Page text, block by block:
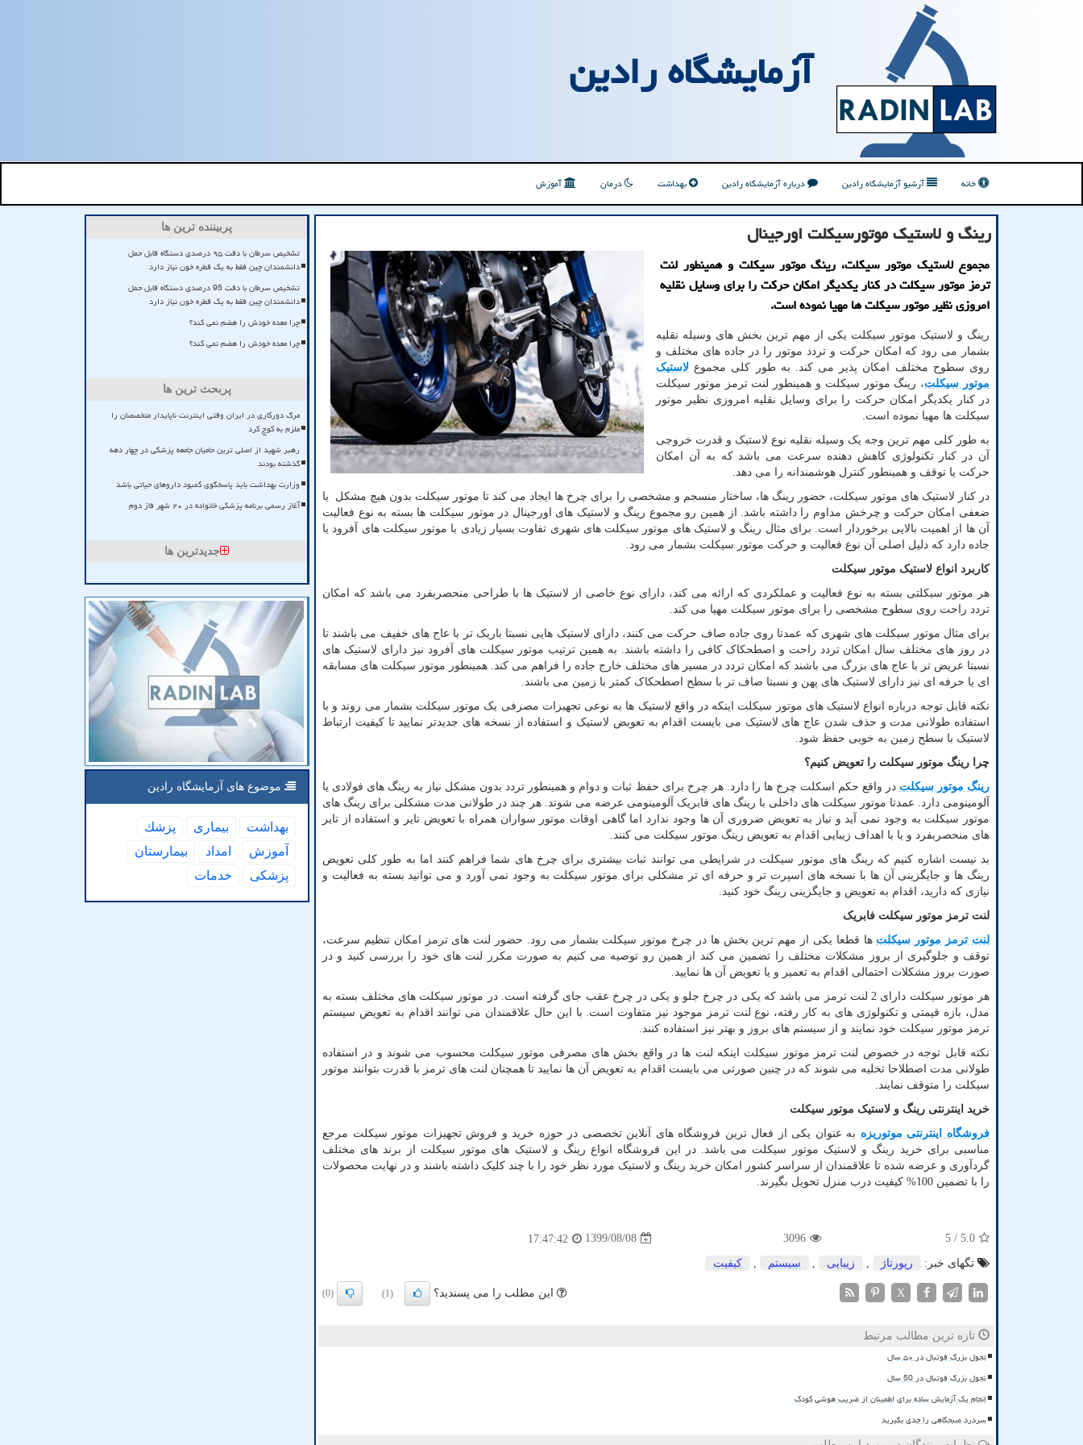
آزمایشگاه رادین
خانه آرشیو آزمایشگاه رادین درباره آزمایشگاه رادین بهداشت درمان آموزش
رینگ و لاستیك موتورسیكلت اورجینال
مجموع لاستیك موتور سیكلت، رینگ موتور سیكلت و همینطور لنت
ترمز موتور سیكلت در كنار یكدیگر امكان حركت را برای وسایل نقلیه
امروزی نظیر موتور سیكلت ها مهیا نموده است.
رینگ و لاستیک موتور سیکلت یکی از مهم ترین بخش های وسیله نقلیه
بشمار می رود که امکان حرکت و تردد موتور را در جاده های مختلف و
روی سطوح مختلف امکان پذیر می کند. به طور کلی مجموع لاستیک
موتور سیکلت، رینگ موتور سیکلت و همینطور لنت ترمز موتور سیکلت
در کنار یکدیگر امکان حرکت را برای وسایل نقلیه امروزی نظیر موتور
سیکلت ها مهیا نموده است.
به طور کلی مهم ترین وجه یک وسیله نقلیه نوع لاستیک و قدرت خروجی
آن در کنار تکنولوژی کاهش دهنده سرعت می باشد که به آن امکان
حرکت یا توقف و همینطور کنترل هوشمندانه را می دهد.
در کنار لاستیک های موتور سیکلت، حضور رینگ ها، ساختار منسجم و مشخصی را برای چرخ ها ایجاد می کند تا موتور سیکلت بدون هیچ مشکل یا
ضعفی امکان حرکت و چرخش مداوم را داشته باشد. از همین رو مجموع رینگ و لاستیک های اورجینال در موتور سیکلت ها بسته به نوع فعالیت
آن ها از اهمیت بالایی برخوردار است. برای مثال رینگ و لاستیک های موتور سیکلت های شهری تفاوت بسیار زیادی با موتور سیکلت های آفرود یا
جاده دارد که دلیل اصلی آن نوع فعالیت و حرکت موتور سیکلت بشمار می رود.
کاربرد انواع لاستیک موتور سیکلت
هر موتور سیکلتی بسته به نوع فعالیت و عملکردی که ارائه می کند، دارای نوع خاصی از لاستیک ها با طراحی منحصربفرد می باشد که امکان
تردد راحت روی سطوح مشخصی را برای موتور سیکلت مهیا می کند.
برای مثال موتور سیکلت های شهری که عمدتا روی جاده صاف حرکت می کنند، دارای لاستیک هایی نسبتا باریک تر با عاج های خفیف می باشند تا
در روز های مختلف سال امکان تردد راحت و اصطحکاک کافی را داشته باشند. به همین ترتیب موتور سیکلت های آفرود نیز دارای لاستیک های
نسبتا عریض تر با عاج های بزرگ می باشند که امکان تردد در مسیر های مختلف خارج جاده را فراهم می کند. همینطور موتور سیکلت های مسابقه
ای یا حرفه ای نیز دارای لاستیک های پهن و نسبتا صاف تر با سطح اصطحکاک کمتر با زمین می باشند.
نکته قابل توجه درباره انواع لاستیک های موتور سیکلت اینکه در واقع لاستیک ها به نوعی تجهیزات مصرفی یک موتور سیکلت بشمار می روند و با
استفاده طولانی مدت و حذف شدن عاج های لاستیک می بایست اقدام به تعویض لاستیک و استفاده از نسخه های جدیدتر نمایید تا کیفیت ارتباط
لاستیک با سطح زمین به خوبی حفظ شود.
چرا رینگ موتور سیکلت را تعویض کنیم؟
رینگ موتور سیکلت در واقع حکم اسکلت چرخ ها را دارد. هر چرخ برای حفظ ثبات و دوام و همینطور تردد بدون مشکل نیاز به رینگ های فولادی یا
آلومینومی دارد. عمدتا موتور سیکلت های داخلی با رینگ های فابریک آلومینومی عرضه می شوند. هر چند در طولانی مدت مشکلی برای رینگ های
موتور سیکلت به وجود نمی آید و نیاز به تعویض ضروری آن ها وجود ندارد اما گاهی اوقات موتور سواران همراه با تعویض تایر و استفاده از تایر
های منحصربفرد و یا با اهداف زیبایی اقدام به تعویض رینگ موتور سیکلت می کنند.
بد نیست اشاره کنیم که رینگ های موتور سیکلت در شرایطی می توانند ثبات بیشتری برای چرخ های شما فراهم کنند اما به طور کلی تعویض
رینگ ها و جایگزینی آن ها با نسخه های اسپرت تر و حرفه ای تر مشکلی برای موتور سیکلت به وجود نمی آورد و می توانید بسته به فعالیت و
نیازی که دارید، اقدام به تعویض و جایگزینی رینگ خود کنید.
لنت ترمز موتور سیکلت فابریک
لنت ترمز موتور سیکلت ها قطعا یکی از مهم ترین بخش ها در چرخ موتور سیکلت بشمار می رود. حضور لنت های ترمز امکان تنظیم سرعت،
توقف و جلوگیری از بروز مشکلات مختلف را تضمین می کند از همین رو توصیه می کنیم به صورت مکرر لنت های خود را بررسی کنید و در
صورت بروز مشکلات احتمالی اقدام به تعمیر و یا تعویض آن ها نمایید.
هر موتور سیکلت دارای 2 لنت ترمز می باشد که یکی در چرخ جلو و یکی در چرخ عقب جای گرفته است. در موتور سیکلت های مختلف بسته به
مدل، بازه قیمتی و تکنولوژی های به کار رفته، نوع لنت ترمز موجود نیز متفاوت است. با این حال علاقمندان می توانند اقدام به تعویض سیستم
ترمز موتور سیکلت خود نمایند و از سیستم های بروز و بهتر نیز استفاده کنند.
نکته قابل توجه در خصوص لنت ترمز موتور سیکلت اینکه لنت ها در واقع بخش های مصرفی موتور سیکلت محسوب می شوند و در استفاده
طولانی مدت اصطلاحا تخلیه می شوند که در چنین صورتی می بایست اقدام به تعویض آن ها نمایید تا همچنان لنت های ترمز با قدرت بتوانند موتور
سیکلت را متوقف نمایند.
خرید اینترنتی رینگ و لاستیک موتور سیکلت
فروشگاه اینترنتی موتوریزه به عنوان یکی از فعال ترین فروشگاه های آنلاین تخصصی در حوزه خرید و فروش تجهیزات موتور سیکلت مرجع
مناسبی برای خرید رینگ و لاستیک موتور سیکلت می باشد. در این فروشگاه انواع رینگ و لاستیک های موتور سیکلت از برند های مختلف
گردآوری و عرضه شده تا علاقمندان از سراسر کشور امکان خرید رینگ و لاستیک مورد نظر خود را با چند کلیک داشته باشند و در نهایت محصولات
را با تضمین 100% کیفیت درب منزل تحویل بگیرند.
5.0
/ 5
3096
1399/08/08
17:47:42
تگهای خبر:
رپورتاژ زیبایی سیستم كیفیت
X این مطلب را می پسندید؟ (1)
(0)
تازه ترین مطالب مرتبط
تحول بزرگ فوتبال در ۵۰ سال
تحول بزرگ فوتبال در 50 سال
انجام یک آزمایش ساده برای اطمینان از ضریب هوشی کودک
سردرد صبحگاهی را جدی بگیرید
پربیننده ترین ها
تشخیص سرطان با دقت ۹۵ درصدی دستگاه قابل حمل
دانشمندان چین فقط به یک قطره خون نیاز دارد
تشخیص سرطان با دقت 95 درصدی دستگاه قابل حمل
دانشمندان چین فقط به یک قطره خون نیاز دارد
چرا معده خودش را هضم نمی کند؟
چرا معده خودش را هضم نمی کند؟
پربحث ترین ها
مرگ دورکاری در ایران وقتی اینترنت ناپایدار متخصصان را
ملزم به کوچ کرد
رهبر شهید از اصلی ترین حامیان جامعه پزشکی در چهار دهه
گذشته بودند
وزارت بهداشت باید پاسخگوی کمبود داروهای حیاتی باشد
آغاز رسمی برنامه پزشکی خانواده در ۲۰ شهر فاز دوم
جدیدترین ها
موضوع های آزمایشگاه رادین
بهداشت بیماری
پزشك
آموزش
امداد
بیمارستان
پزشكی
خدمات